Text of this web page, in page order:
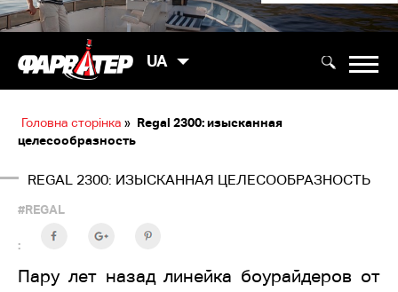
UA
Головна сторінка » Regal 2300: изысканная
целесообразность
REGAL 2300: ИЗЫСКАННАЯ ЦЕЛЕСООБРАЗНОСТЬ
#REGAL
:
Пару лет назад линейка боурайдеров от